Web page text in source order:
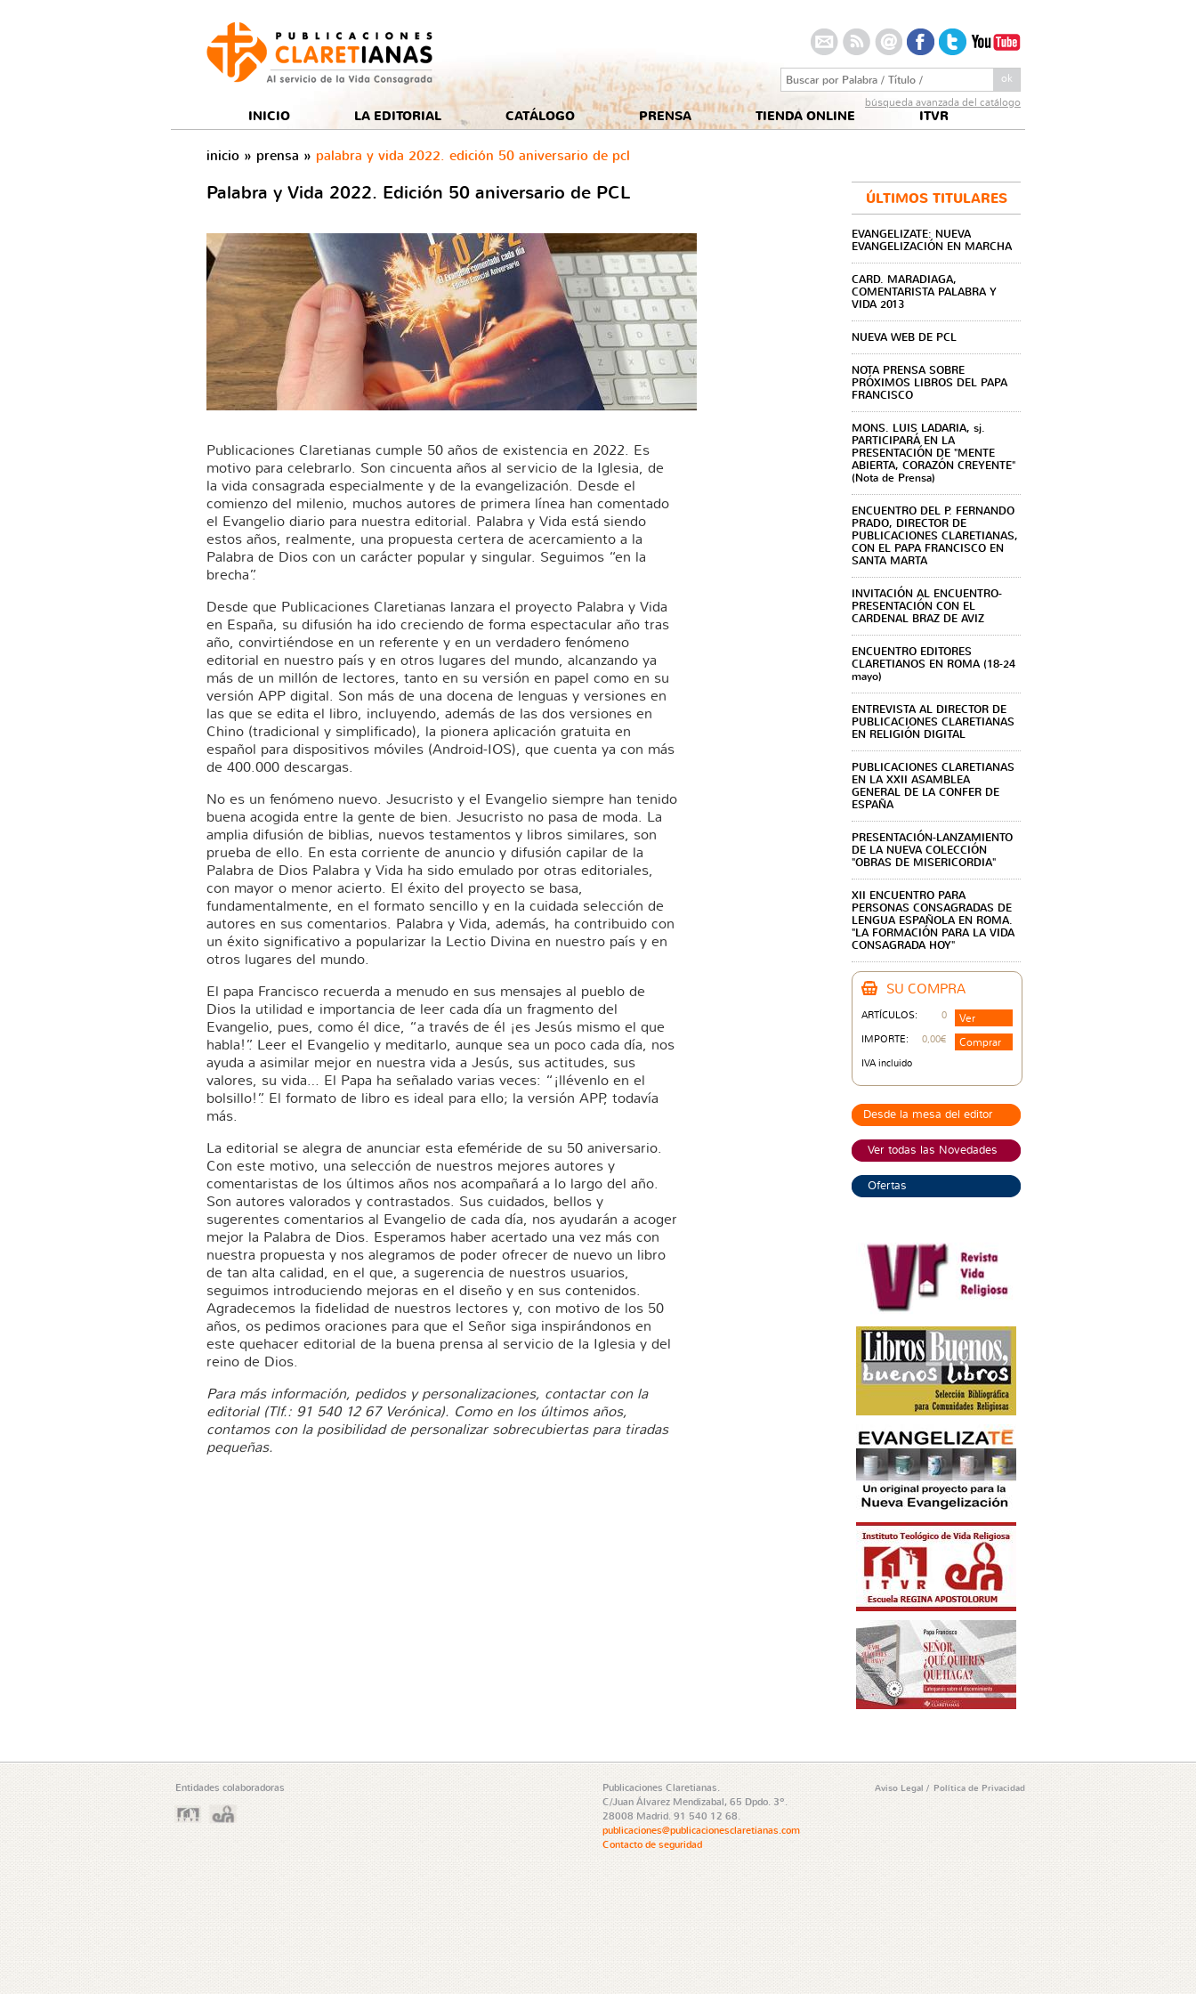
Search this site:
búsqueda avanzada del catálogo
INICIO LA EDITORIAL CATÁLOGO PRENSA TIENDA ONLINE ITVR
inicio » prensa » palabra y vida 2022. edición 50 aniversario de pcl
Palabra y Vida 2022. Edición 50 aniversario de PCL
Publicaciones Claretianas cumple 50 años de existencia en 2022. Es
motivo para celebrarlo. Son cincuenta años al servicio de la Iglesia, de
la vida consagrada especialmente y de la evangelización. Desde el
comienzo del milenio, muchos autores de primera línea han comentado
el Evangelio diario para nuestra editorial. Palabra y Vida está siendo
estos años, realmente, una propuesta certera de acercamiento a la
Palabra de Dios con un carácter popular y singular. Seguimos “en la
brecha”.
Desde que Publicaciones Claretianas lanzara el proyecto Palabra y Vida
en España, su difusión ha ido creciendo de forma espectacular año tras
año, convirtiéndose en un referente y en un verdadero fenómeno
editorial en nuestro país y en otros lugares del mundo, alcanzando ya
más de un millón de lectores, tanto en su versión en papel como en su
versión APP digital. Son más de una docena de lenguas y versiones en
las que se edita el libro, incluyendo, además de las dos versiones en
Chino (tradicional y simplificado), la pionera aplicación gratuita en
español para dispositivos móviles (Android-IOS), que cuenta ya con más
de 400.000 descargas.
No es un fenómeno nuevo. Jesucristo y el Evangelio siempre han tenido
buena acogida entre la gente de bien. Jesucristo no pasa de moda. La
amplia difusión de biblias, nuevos testamentos y libros similares, son
prueba de ello. En esta corriente de anuncio y difusión capilar de la
Palabra de Dios Palabra y Vida ha sido emulado por otras editoriales,
con mayor o menor acierto. El éxito del proyecto se basa,
fundamentalmente, en el formato sencillo y en la cuidada selección de
autores en sus comentarios. Palabra y Vida, además, ha contribuido con
un éxito significativo a popularizar la Lectio Divina en nuestro país y en
otros lugares del mundo.
El papa Francisco recuerda a menudo en sus mensajes al pueblo de
Dios la utilidad e importancia de leer cada día un fragmento del
Evangelio, pues, como él dice, “a través de él ¡es Jesús mismo el que
habla!”. Leer el Evangelio y meditarlo, aunque sea un poco cada día, nos
ayuda a asimilar mejor en nuestra vida a Jesús, sus actitudes, sus
valores, su vida… El Papa ha señalado varias veces: “¡llévenlo en el
bolsillo!”. El formato de libro es ideal para ello; la versión APP, todavía
más.
La editorial se alegra de anunciar esta efeméride de su 50 aniversario.
Con este motivo, una selección de nuestros mejores autores y
comentaristas de los últimos años nos acompañará a lo largo del año.
Son autores valorados y contrastados. Sus cuidados, bellos y
sugerentes comentarios al Evangelio de cada día, nos ayudarán a acoger
mejor la Palabra de Dios. Esperamos haber acertado una vez más con
nuestra propuesta y nos alegramos de poder ofrecer de nuevo un libro
de tan alta calidad, en el que, a sugerencia de nuestros usuarios,
seguimos introduciendo mejoras en el diseño y en sus contenidos.
Agradecemos la fidelidad de nuestros lectores y, con motivo de los 50
años, os pedimos oraciones para que el Señor siga inspirándonos en
este quehacer editorial de la buena prensa al servicio de la Iglesia y del
reino de Dios.
Para más información, pedidos y personalizaciones, contactar con la
editorial (Tlf.: 91 540 12 67 Verónica). Como en los últimos años,
contamos con la posibilidad de personalizar sobrecubiertas para tiradas
pequeñas.
ÚLTIMOS TITULARES
EVANGELIZATE: NUEVA
EVANGELIZACIÓN EN MARCHA
CARD. MARADIAGA,
COMENTARISTA PALABRA Y
VIDA 2013
NUEVA WEB DE PCL
NOTA PRENSA SOBRE
PRÓXIMOS LIBROS DEL PAPA
FRANCISCO
MONS. LUIS LADARIA, sj.
PARTICIPARÁ EN LA
PRESENTACIÓN DE "MENTE
ABIERTA, CORAZÓN CREYENTE"
(Nota de Prensa)
ENCUENTRO DEL P. FERNANDO
PRADO, DIRECTOR DE
PUBLICACIONES CLARETIANAS,
CON EL PAPA FRANCISCO EN
SANTA MARTA
INVITACIÓN AL ENCUENTRO-
PRESENTACIÓN CON EL
CARDENAL BRAZ DE AVIZ
ENCUENTRO EDITORES
CLARETIANOS EN ROMA (18-24
mayo)
ENTREVISTA AL DIRECTOR DE
PUBLICACIONES CLARETIANAS
EN RELIGIÓN DIGITAL
PUBLICACIONES CLARETIANAS
EN LA XXII ASAMBLEA
GENERAL DE LA CONFER DE
ESPAÑA
PRESENTACIÓN-LANZAMIENTO
DE LA NUEVA COLECCIÓN
"OBRAS DE MISERICORDIA"
XII ENCUENTRO PARA
PERSONAS CONSAGRADAS DE
LENGUA ESPAÑOLA EN ROMA.
"LA FORMACIÓN PARA LA VIDA
CONSAGRADA HOY"
SU COMPRA
ARTÍCULOS: 0 Ver
IMPORTE: 0,00€ Comprar
IVA incluido
Desde la mesa del editor
Ver todas las Novedades
Ofertas
Entidades colaboradoras
Publicaciones Claretianas.
C/Juan Álvarez Mendizabal, 65 Dpdo. 3º.
28008 Madrid. 91 540 12 68.
publicaciones@publicacionesclaretianas.com
Contacto de seguridad
Aviso Legal / Política de Privacidad